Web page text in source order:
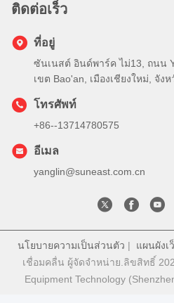
ติดต่อเร็ว
ที่อยู่
ซันเนสต์ อินด์พาร์ค ไม่13, ถนน
เขต Bao'an, เมืองเชียงใหม่, จัง
โทรศัพท์
+86--13714780575
อีเมล
yanglin@suneast.com.cn
นโยบายความเป็นส่วนตัว | แผนผังเ
เชื่อมคลื่น ผู้จัดจําหน่าย.ลิขสิทธิ์
Equipment Technology